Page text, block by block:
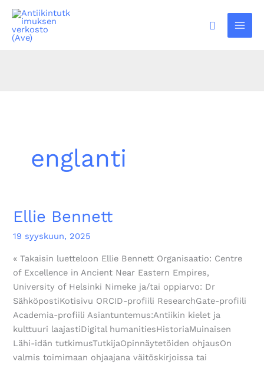
Siirry
sisältöön
Hae
englanti
Ellie Bennett
19 syyskuun, 2025
« Takaisin luetteloon Ellie Bennett Organisaatio: Centre
of Excellence in Ancient Near Eastern Empires,
University of Helsinki Nimeke ja/tai oppiarvo: Dr
SähköpostiKotisivu ORCID-profiili ResearchGate-profiili
Academia-profiili Asiantuntemus:Antiikin kielet ja
kulttuuri laajastiDigital humanitiesHistoriaMuinaisen
Lähi-idän tutkimusTutkijaOpinnäytetöiden ohjausOn
valmis toimimaan ohjaajana väitöskirjoissa tai
Ellie